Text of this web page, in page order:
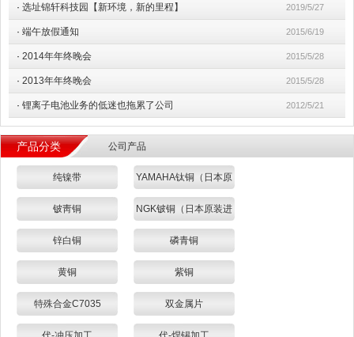
· 选址锦轩科技园【新环境，新的里程】 2019/5/27
· 端午放假通知 2015/6/19
· 2014年年终晚会 2015/5/28
· 2013年年终晚会 2015/5/28
· 锂离子电池业务的低迷也拖累了公司 2012/5/21
产品分类 公司产品
纯镍带 YAMAHA钛铜（日本原
装进口）
铍靑铜 NGK铍铜（日本原装进
口）
锌白铜 磷青铜
黄铜 紫铜
特殊合金C7035 双金属片